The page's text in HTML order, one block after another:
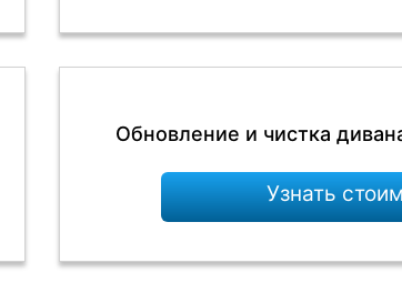
Обновление и чистка
Узнать